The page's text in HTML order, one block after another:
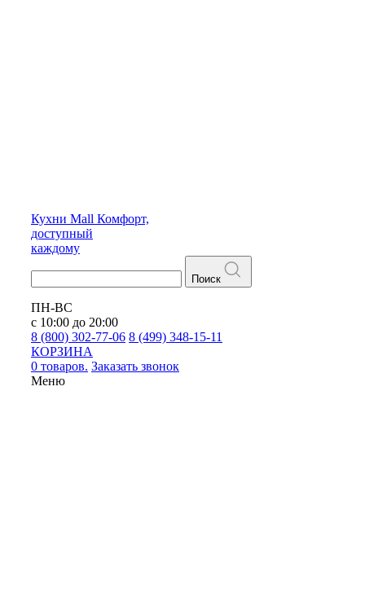
Кухни Mall Комфорт,
доступный
каждому
Поиск
ПН-ВС
с 10:00 до 20:00
8 (800) 302-77-06 8 (499) 348-15-11
КОРЗИНА
0 товаров. Заказать звонок
Меню